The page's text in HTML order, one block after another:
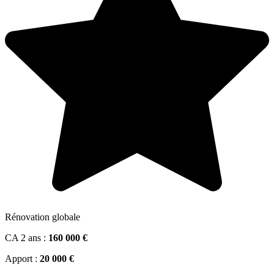
Rénovation globale
CA 2 ans : 160 000 €
Apport : 20 000 €